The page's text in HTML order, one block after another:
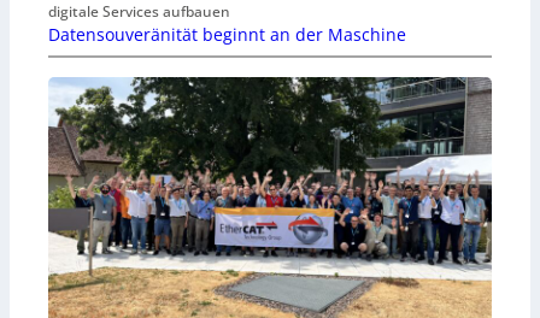
digitale Services aufbauen
Datensouveränität beginnt an der Maschine